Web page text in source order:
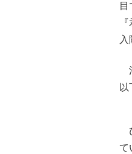
て